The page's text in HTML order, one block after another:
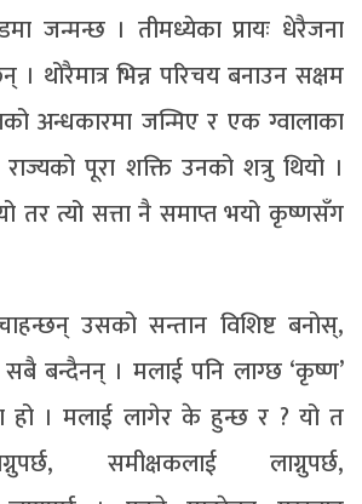
जन्मन्छ । तीमध्येका प्रायः धेरैजना
। थोरैमात्र भिन्न परिचय बनाउन सक्षम
अन्धकारमा जन्मिए र एक ग्वालाका
राज्यको पूरा शक्ति उनको शत्रु थियो ।
तर त्यो सत्ता नै समाप्त भयो कृष्णसँग
उसको सन्तान विशिष्ट बनोस्,
बन्दैनन् । मलाई पनि लाग्छ ‘कृष्ण’
हो । मलाई लागेर के हुन्छ र ? यो त
समीक्षकलाई लाग्नुपर्छ,